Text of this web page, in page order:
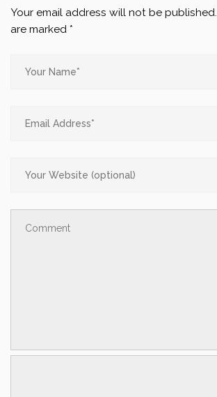
Your email address will not be published.
are marked *